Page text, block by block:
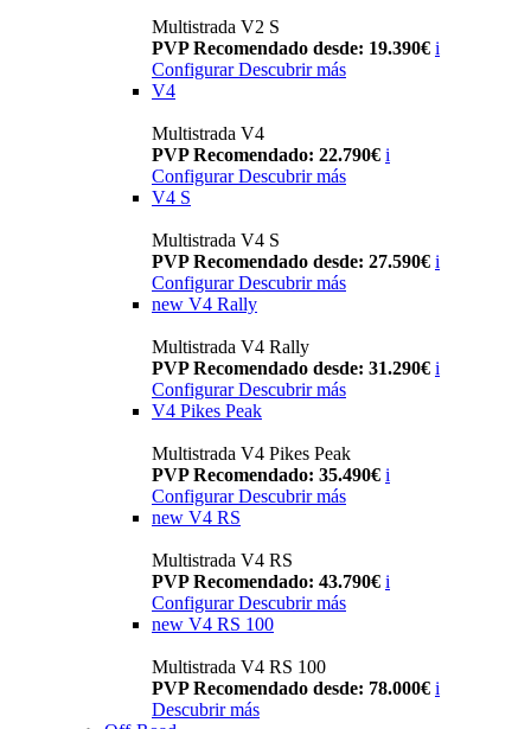
Multistrada V2 S
PVP Recomendado desde: 19.390€ i
Configurar Descubrir más
V4
Multistrada V4
PVP Recomendado: 22.790€ i
Configurar Descubrir más
V4 S
Multistrada V4 S
PVP Recomendado desde: 27.590€ i
Configurar Descubrir más
new V4 Rally
Multistrada V4 Rally
PVP Recomendado desde: 31.290€ i
Configurar Descubrir más
V4 Pikes Peak
Multistrada V4 Pikes Peak
PVP Recomendado: 35.490€ i
Configurar Descubrir más
new V4 RS
Multistrada V4 RS
PVP Recomendado: 43.790€ i
ConfigurarDescubrir más
new V4 RS 100
Multistrada V4 RS 100
PVP Recomendado desde: 78.000€ i
Descubrir más